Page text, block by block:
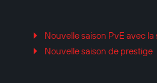
Nouvelle saison PvE avec
Nouvelle saison de prestige